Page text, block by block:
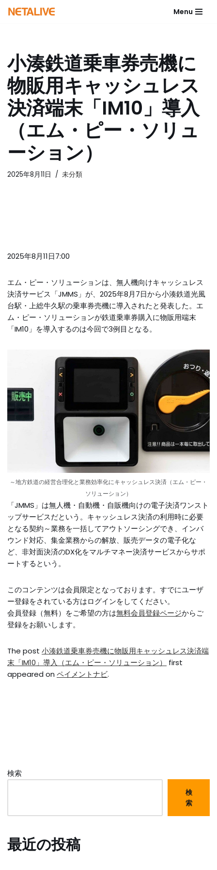
ン
ツ
へ
ス
キ
ッ
Menu
小湊鉄道乗車券売機に
物販用キャッシュレス
決済端末「IM10」導入
（エム・ピー・ソリュ
ーション）
2025年8月11日 未分類
2025年8月11日7:00
エム・ピー・ソリューションは、無人機向けキャッシュレス
決済サービス「JMMS」が、2025年8月7日から小湊鉄道光風
台駅・上総牛久駅の乗車券売機に導入されたと発表した。エ
ム・ピー・ソリューションが鉄道乗車券購入に物販用端末
「IM10」を導入するのは今回で3例目となる。
～地方鉄道の経営合理化と業務効率化にキャッシュレス決済（エム・ピー・
ソリューション）
「JMMS」は無人機・自動機・自販機向けの電子決済ワンスト
ップサービスだという。キャッシュレス決済の利用時に必要
となる契約～業務を一括してアウトソーシングでき、インバ
ウンド対応、集金業務からの解放、販売データの電子化な
ど、非対面決済のDX化をマルチマネー決済サービスからサポ
ートするという。
このコンテンツは会員限定となっております。すでにユーザ
ー登録をされている方はログインをしてください。
会員登録（無料）をご希望の方は無料会員登録ページからご
登録をお願いします。
The post 小湊鉄道乗車券売機に物販用キャッシュレス決済端
末「IM10」導入（エム・ピー・ソリューション）
first
appeared on ペイメントナビ.
検索
検
索
最近の投稿